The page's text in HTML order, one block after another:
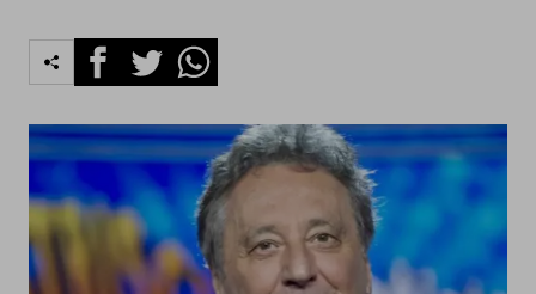
FacebookTwitterWhatsapp